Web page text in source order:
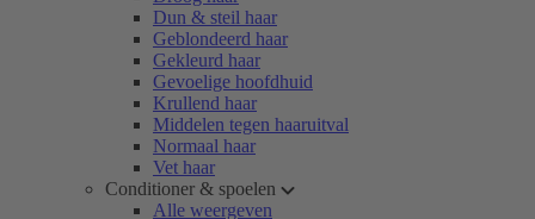
Dun & steil haar
Geblondeerd haar
Gekleurd haar
Gevoelige hoofdhuid
Krullend haar
Middelen tegen haaruitval
Normaal haar
Vet haar
Conditioner & spoelen
Alle weergeven